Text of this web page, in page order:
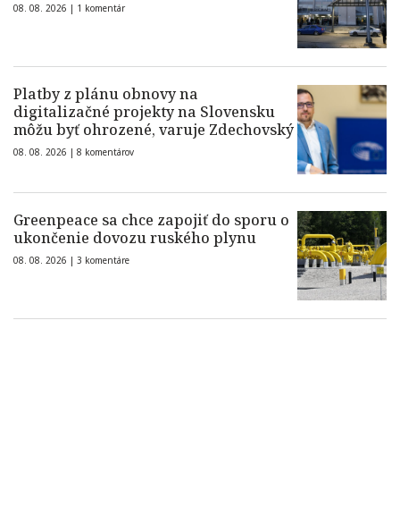
08. 08. 2026 | 1 komentár
Platby z plánu obnovy na
digitalizačné projekty na Slovensku
môžu byť ohrozené, varuje Zdechovský
08. 08. 2026 | 8 komentárov
Greenpeace sa chce zapojiť do sporu o
ukončenie dovozu ruského plynu
08. 08. 2026 | 3 komentáre